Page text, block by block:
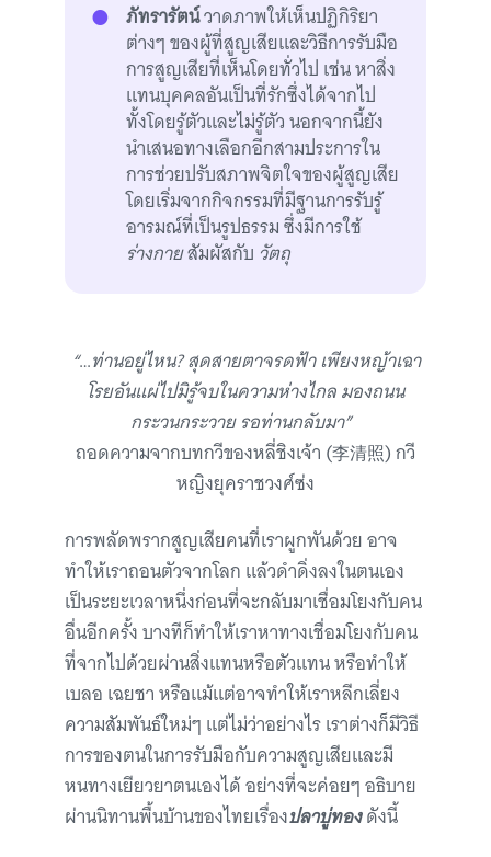
ภัทรารัตน์วาดภาพให้เห็นปฏิกิริยา
ต่างๆ ของผู้ที่สูญเสียและวิธีการรับมือ
การสูญเสียที่เห็นโดยทั่วไป เช่น หาสิ่ง
แทนบุคคลอันเป็นที่รักซึ่งได้จากไป
ทั้งโดยรู้ตัวและไม่รู้ตัว นอกจากนี้ยัง
นำเสนอทางเลือกอีกสามประการใน
การช่วยปรับสภาพจิตใจของผู้สูญเสีย
โดยเริ่มจากกิจกรรมที่มีฐานการรับรู้
อารมณ์ที่เป็นรูปธรรม ซึ่งมีการใช้
ร่างกายสัมผัสกับ วัตถุ
“…ท่านอยู่ไหน? สุดสายตาจรดฟ้า เพียงหญ้าเฉา
โรยอันแผ่ไปมิรู้จบในความห่างไกล มองถนน
กระวนกระวาย รอท่านกลับมา”
ถอดความจากบทกวีของหลี่ชิงเจ้า (李清照) กวี
หญิงยุคราชวงศ์ซ่ง
การพลัดพรากสูญเสียคนที่เราผูกพันด้วย อาจ
ทำให้เราถอนตัวจากโลก แล้วดำดิ่งลงในตนเอง
เป็นระยะเวลาหนึ่งก่อนที่จะกลับมาเชื่อมโยงกับคน
อื่นอีกครั้ง บางทีก็ทำให้เราหาทางเชื่อมโยงกับคน
ที่จากไปด้วยผ่านสิ่งแทนหรือตัวแทน หรือทำให้
เบลอ เฉยชา หรือแม้แต่อาจทำให้เราหลีกเลี่ยง
ความสัมพันธ์ใหม่ๆ แต่ไม่ว่าอย่างไร เราต่างก็มีวิธี
การของตนในการรับมือกับความสูญเสียและมี
หนทางเยียวยาตนเองได้ อย่างที่จะค่อยๆ อธิบาย
ผ่านนิทานพื้นบ้านของไทยเรื่องปลาบู่ทองดังนี้